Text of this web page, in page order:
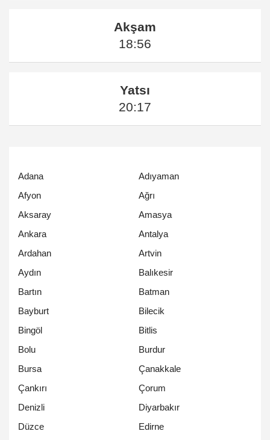
Akşam
18:56
Yatsı
20:17
Adana
Adıyaman
Afyon
Ağrı
Aksaray
Amasya
Ankara
Antalya
Ardahan
Artvin
Aydın
Balıkesir
Bartın
Batman
Bayburt
Bilecik
Bingöl
Bitlis
Bolu
Burdur
Bursa
Çanakkale
Çankırı
Çorum
Denizli
Diyarbakır
Düzce
Edirne